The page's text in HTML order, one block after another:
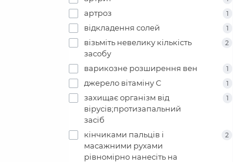
артроз 1
відкладення солей 1
візьміть невелику кількість
засобу
2
варикозне розширення вен 1
джерело вітаміну С 1
захищає організм від
вірусів;протизапальний
засіб
1
кінчиками пальців і
масажними рухами
рівномірно нанесіть на
2